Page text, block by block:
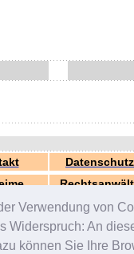
Verwendung von
An
können Sie Ihre
Datenschutz